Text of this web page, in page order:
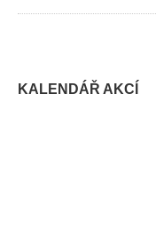
KALENDÁŘ AKCÍ